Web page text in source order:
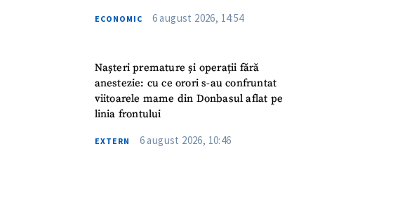
ECONOMIC 6 august 2026, 14:54
Nașteri premature și operații fără
anestezie: cu ce orori s-au confruntat
viitoarele mame din Donbasul aflat pe
linia frontului
EXTERN 6 august 2026, 10:46